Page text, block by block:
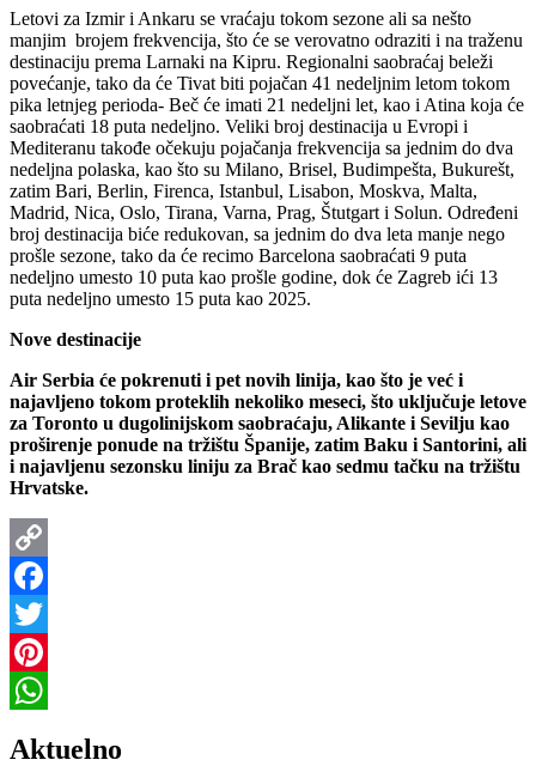
Letovi za Izmir i Ankaru se vraćaju tokom sezone ali sa nešto
manjim brojem frekvencija, što će se verovatno odraziti i na traženu
destinaciju prema Larnaki na Kipru. Regionalni saobraćaj beleži
povećanje, tako da će Tivat biti pojačan 41 nedeljnim letom tokom
pika letnjeg perioda- Beč će imati 21 nedeljni let, kao i Atina koja će
saobraćati 18 puta nedeljno. Veliki broj destinacija u Evropi i
Mediteranu takođe očekuju pojačanja frekvencija sa jednim do dva
nedeljna polaska, kao što su Milano, Brisel, Budimpešta, Bukurešt,
zatim Bari, Berlin, Firenca, Istanbul, Lisabon, Moskva, Malta,
Madrid, Nica, Oslo, Tirana, Varna, Prag, Štutgart i Solun. Određeni
broj destinacija biće redukovan, sa jednim do dva leta manje nego
prošle sezone, tako da će recimo Barcelona saobraćati 9 puta
nedeljno umesto 10 puta kao prošle godine, dok će Zagreb ići 13
puta nedeljno umesto 15 puta kao 2025.
Nove destinacije
Air Serbia će pokrenuti i pet novih linija, kao što je već i
najavljeno tokom proteklih nekoliko meseci, što uključuje letove
za Toronto u dugolinijskom saobraćaju, Alikante i Sevilju kao
proširenje ponude na tržištu Španije, zatim Baku i Santorini, ali
i najavljenu sezonsku liniju za Brač kao sedmu tačku na tržištu
Hrvatske.
Copy
Link
Facebook
Twitter
Pinterest
Aktuelno